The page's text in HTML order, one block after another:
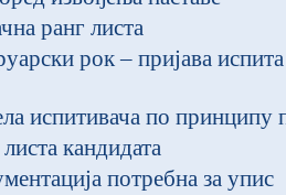
ранг листа
рок – пријава испита
испитивача по принципу
кандидата
потребна за упис